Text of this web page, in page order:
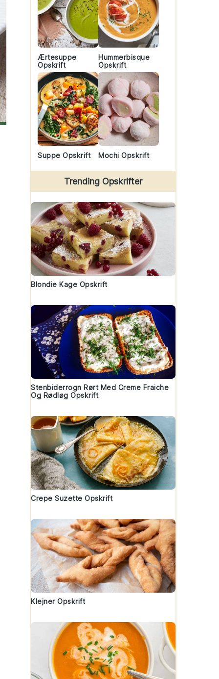
Ærtesuppe
Opskrift
Hummerbisque
Opskrift
Suppe Opskrift Mochi Opskrift
Trending Opskrifter
Blondie Kage Opskrift
Stenbiderrogn Rørt Med Creme Fraiche
Og Rødløg Opskrift
Crepe Suzette Opskrift
Klejner Opskrift